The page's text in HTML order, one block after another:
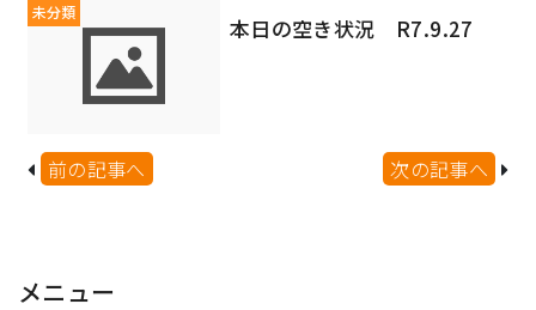
未分類
本日の空き状況 R7.9.27
前の記事へ 次の記事へ
メニュー